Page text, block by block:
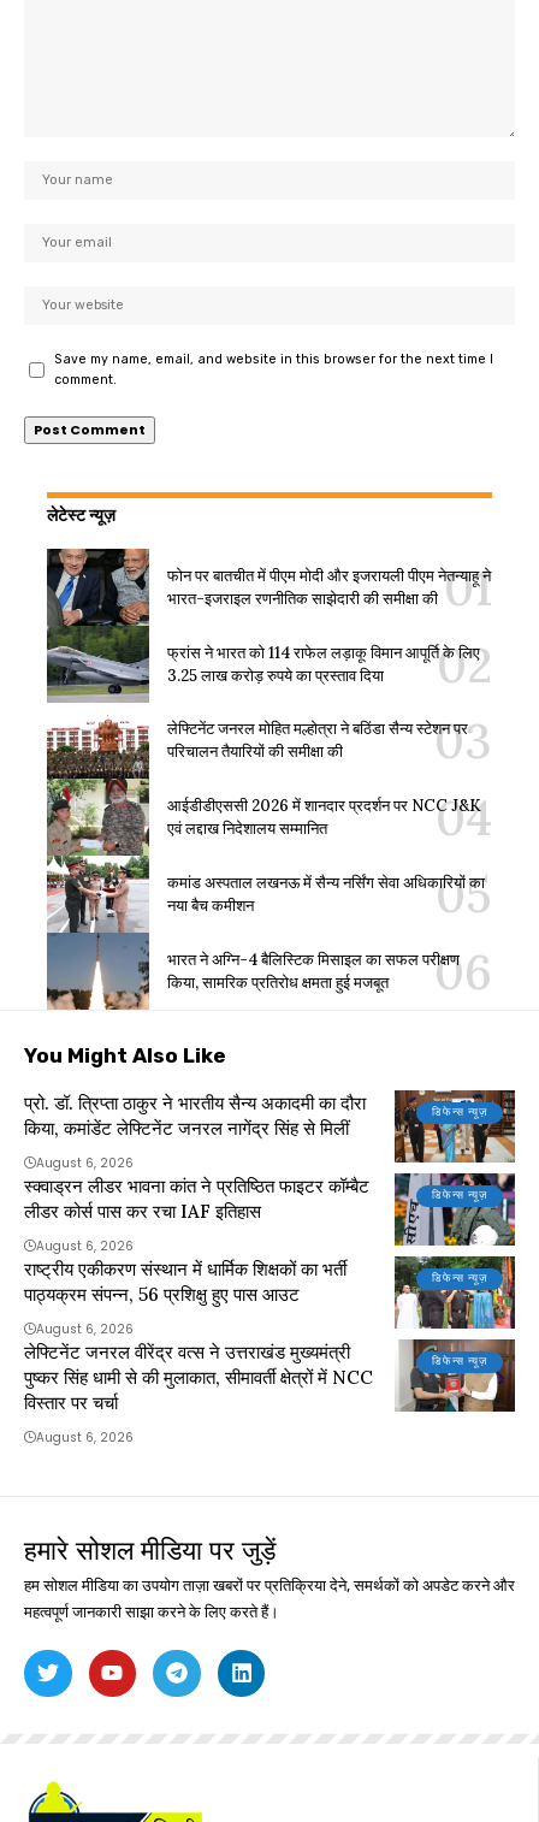
Save my name, email, and website in this browser for the next time I
comment.
लेटेस्ट न्यूज़
फोन पर बातचीत में पीएम मोदी और इजरायली पीएम नेतन्याहू ने
भारत-इजराइल रणनीतिक साझेदारी की समीक्षा की
फ्रांस ने भारत को 114 राफेल लड़ाकू विमान आपूर्ति के लिए
3.25 लाख करोड़ रुपये का प्रस्ताव दिया
लेफ्टिनेंट जनरल मोहित मल्होत्रा ने बठिंडा सैन्य स्टेशन पर
परिचालन तैयारियों की समीक्षा की
आईडीडीएससी 2026 में शानदार प्रदर्शन पर NCC J&K
एवं लद्दाख निदेशालय सम्मानित
कमांड अस्पताल लखनऊ में सैन्य नर्सिंग सेवा अधिकारियों का
नया बैच कमीशन
भारत ने अग्नि-4 बैलिस्टिक मिसाइल का सफल परीक्षण
किया, सामरिक प्रतिरोध क्षमता हुई मजबूत
You Might Also Like
डिफेन्स न्यूज़
प्रो. डॉ. त्रिप्ता ठाकुर ने भारतीय सैन्य अकादमी का दौरा
किया, कमांडेंट लेफ्टिनेंट जनरल नागेंद्र सिंह से मिलीं
August 6, 2026
डिफेन्स न्यूज़
स्क्वाड्रन लीडर भावना कांत ने प्रतिष्ठित फाइटर कॉम्बैट
लीडर कोर्स पास कर रचा IAF इतिहास
August 6, 2026
डिफेन्स न्यूज़
राष्ट्रीय एकीकरण संस्थान में धार्मिक शिक्षकों का भर्ती
पाठ्यक्रम संपन्न, 56 प्रशिक्षु हुए पास आउट
August 6, 2026
डिफेन्स न्यूज़
लेफ्टिनेंट जनरल वीरेंद्र वत्स ने उत्तराखंड मुख्यमंत्री
पुष्कर सिंह धामी से की मुलाकात, सीमावर्ती क्षेत्रों में NCC
विस्तार पर चर्चा
August 6, 2026
हमारे सोशल मीडिया पर जुड़ें
हम सोशल मीडिया का उपयोग ताज़ा खबरों पर प्रतिक्रिया देने, समर्थकों को अपडेट करने और
महत्वपूर्ण जानकारी साझा करने के लिए करते हैं।